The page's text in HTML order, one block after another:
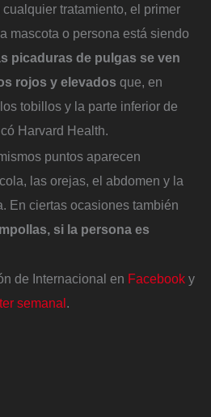
tratamiento, el primer
mascota o persona está siendo
picaduras de pulgas se ven
rojos y elevados que, en
tobillos y la parte inferior de
Harvard Health.
puntos aparecen
las orejas, el abdomen y la
En ciertas ocasiones también
si la persona es
de Internacional en Facebook y
semanal.